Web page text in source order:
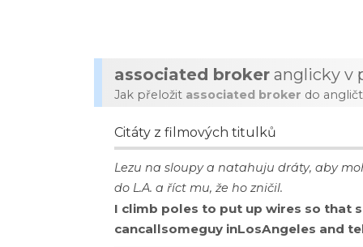
associated broker anglicky v
Jak přeložit associated broker do
Citáty z filmových titulků
Lezu na sloupy a natahuju dráty, aby
do L.A. a říct mu, že ho zničil.
I climb poles to put up wires so that
cancallsomeguy inLosAngeles and